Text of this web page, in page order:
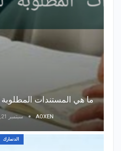
ما هي المستندات
AOXEN سبتمبر 21, 2024
الدنمارك